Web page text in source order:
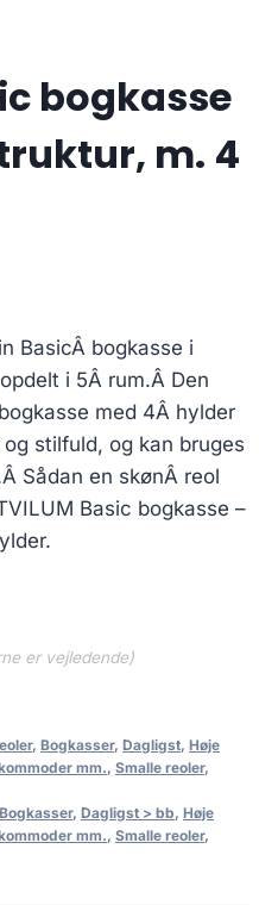
bogkasse
m. 4
BasicÂ bogkasse i
i 5Â rum.Â Den
med 4Â hylder
stilfuld, og kan bruges
Sådan en skønÂ reol
Basic bogkasse –
er vejledende)
, Bogkasser, Dagligst, Høje
mm., Smalle reoler,
Bogkasser, Dagligst > bb, Høje
mm., Smalle reoler,